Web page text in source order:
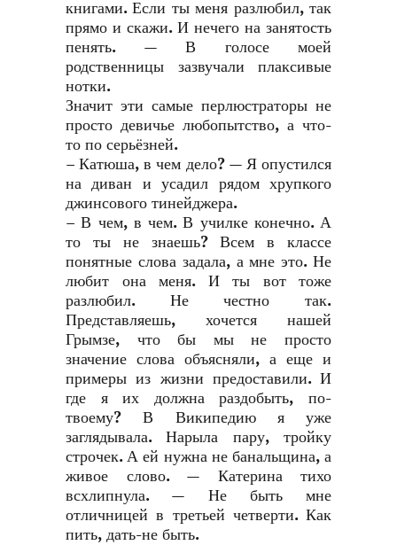
книгами. Если ты меня разлюбил, так
прямо и скажи. И нечего на занятость
пенять. — В голосе моей
родственницы зазвучали плаксивые
нотки.
Значит эти самые перлюстраторы не
просто девичье любопытство, а что-
то по серьёзней.
– Катюша, в чем дело? — Я опустился
на диван и усадил рядом хрупкого
джинсового тинейджера.
– В чем, в чем. В училке конечно. А
то ты не знаешь? Всем в классе
понятные слова задала, а мне это. Не
любит она меня. И ты вот тоже
разлюбил. Не честно так.
Представляешь, хочется нашей
Грымзе, что бы мы не просто
значение слова объясняли, а еще и
примеры из жизни предоставили. И
где я их должна раздобыть, по-
твоему? В Википедию я уже
заглядывала. Нарыла пару, тройку
строчек. А ей нужна не банальщина, а
живое слово. — Катерина тихо
всхлипнула. — Не быть мне
отличницей в третьей четверти. Как
пить, дать-не быть.